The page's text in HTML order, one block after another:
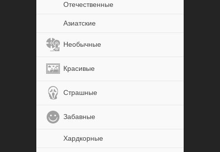
Отечественные
Азиатские
Необычные
Красивые
Страшные
Забавные
Хардкорные